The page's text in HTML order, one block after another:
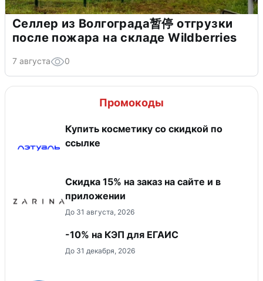
Селлер из Волгограда暂停 отгрузки
после пожара на складе Wildberries
7 августа 0
Промокоды
Купить косметику со скидкой по
ссылке
Скидка 15% на заказ на сайте и в
приложении
До 31 августа, 2026
-10% на КЭП для ЕГАИС
До 31 декабря, 2026